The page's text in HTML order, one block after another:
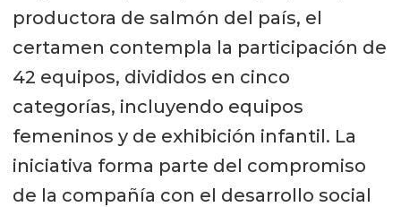
productora de salmón del país, el
certamen contempla la participación de
42 equipos, divididos en cinco
categorías, incluyendo equipos
femeninos y de exhibición infantil. La
iniciativa forma parte del compromiso
de la compañía con el desarrollo social